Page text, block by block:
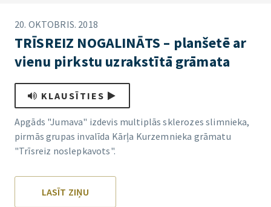
20. OKTOBRIS. 2018
TRĪSREIZ NOGALINĀTS – planšetē ar
vienu pirkstu uzrakstītā grāmata
KLAUSĪTIES
Apgāds "Jumava" izdevis multiplās sklerozes slimnieka,
pirmās grupas invalīda Kārļa Kurzemnieka grāmatu
"Trīsreiz noslepkavots".
LASĪT ZIŅU